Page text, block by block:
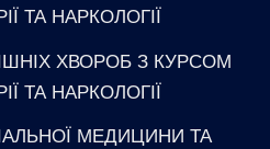
ТА НАРКОЛОГІЇ
ХВОРОБ З КУРСОМ
ТА НАРКОЛОГІЇ
МЕДИЦИНИ ТА